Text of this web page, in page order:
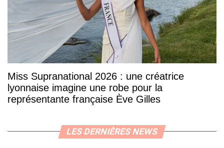
Miss Supranational 2026 : une créatrice
lyonnaise imagine une robe pour la
représentante française Ève Gilles
LES DERNIÈRES NEWS